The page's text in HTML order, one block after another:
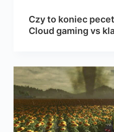
Czy to koniec
Cloud gaming vs